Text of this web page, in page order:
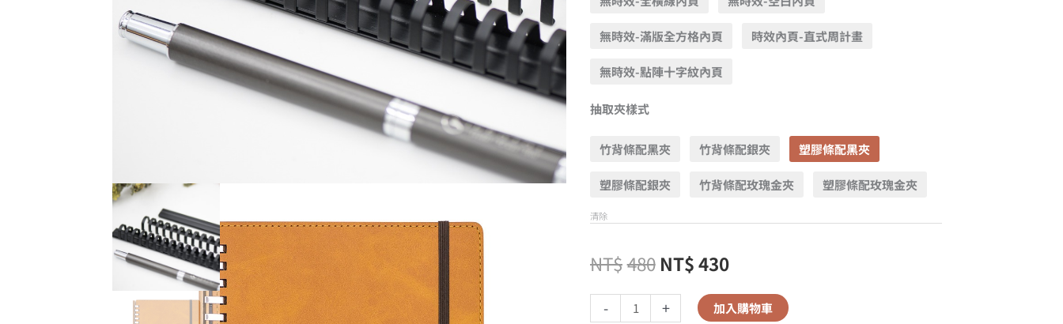
無時效-滿版全方格內頁 時效內頁-直式周計畫
無時效-點陣十字紋內頁
抽取夾樣式
竹背條配黑夾 竹背條配銀夾 塑膠條配黑夾
塑膠條配銀夾 竹背條配玫瑰金夾 塑膠條配玫瑰金夾
清除
NT$480 NT$430
- + 加入購物車